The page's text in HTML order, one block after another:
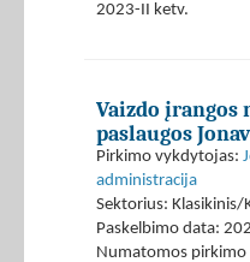
2023-II ketv.
Vaizdo
paslaugos
Pirkimo vykdytojas:
administracija
Sektorius:
Paskelbimo data:
Numatomos pirkimo